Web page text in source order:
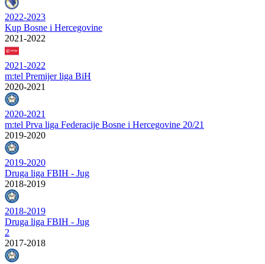
2022-2023
Kup Bosne i Hercegovine
2021-2022
2021-2022
m:tel Premijer liga BiH
2020-2021
2020-2021
m:tel Prva liga Federacije Bosne i Hercegovine 20/21
2019-2020
2019-2020
Druga liga FBIH - Jug
2018-2019
2018-2019
Druga liga FBIH - Jug
2
2017-2018